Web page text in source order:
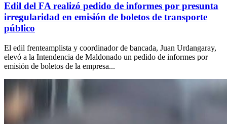
Edil del FA realizó pedido de informes por presunta
irregularidad en emisión de boletos de transporte
público
El edil frenteamplista y coordinador de bancada, Juan Urdangaray,
elevó a la Intendencia de Maldonado un pedido de informes por
emisión de boletos de la empresa...